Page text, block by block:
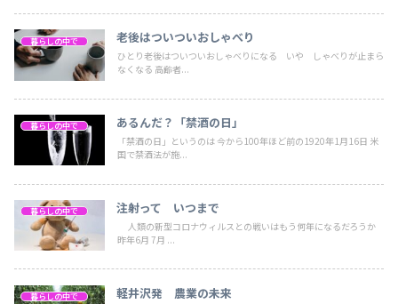
暮らしの中で 老後はついついおしゃべり
ひとり老後はついついおしゃべりになる いや しゃべりが止まら
なくなる 高齢者...
暮らしの中で あるんだ？「禁酒の日」
「禁酒の日」というのは 今から100年ほど前の1920年1月16日 米
国で禁酒法が施...
暮らしの中で 注射って いつまで
人類の新型コロナウィルスとの戦いはもう何年になるだろうか
昨年6月 7月 ...
暮らしの中で 軽井沢発 農業の未来